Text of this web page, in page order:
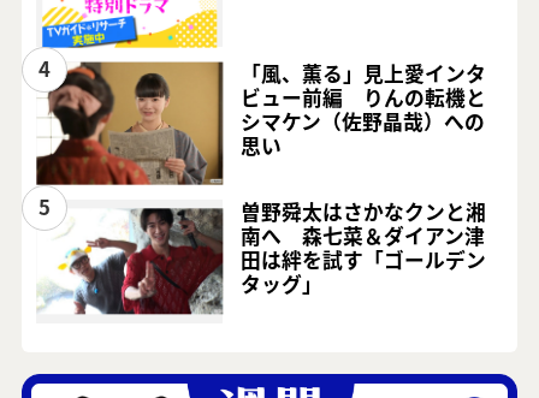
4
「風、薫る」見上愛インタ
ビュー前編 りんの転機と
シマケン（佐野晶哉）への
思い
5
曽野舜太はさかなクンと湘
南へ 森七菜＆ダイアン津
田は絆を試す「ゴールデン
タッグ」